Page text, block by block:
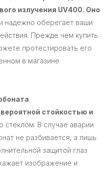
излучения UV400. Оно
и надежно оберегает ваши
Прежде чем купить
протестировать его
в магазине
стойкостью и
стеклом. В случае аварии
не разбивается, а лишь
защитой глаз
изображение и